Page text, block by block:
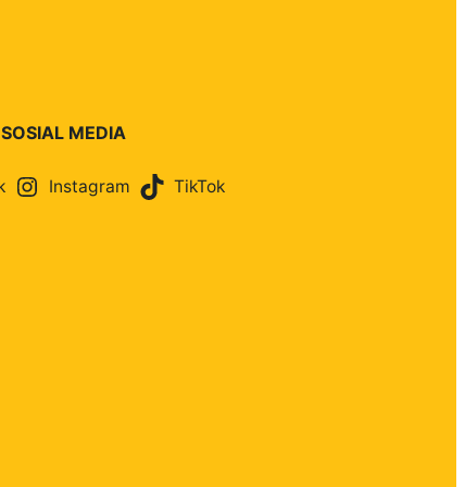
SOSIAL MEDIA
Instagram TikTok